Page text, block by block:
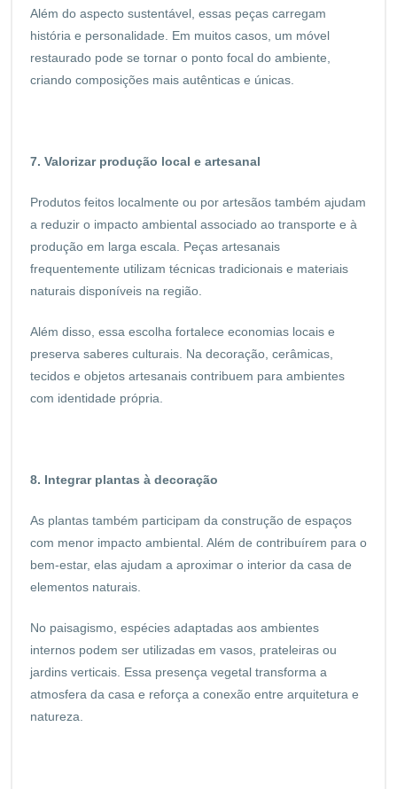
Além do aspecto sustentável, essas peças carregam
história e personalidade. Em muitos casos, um móvel
restaurado pode se tornar o ponto focal do ambiente,
criando composições mais autênticas e únicas.
7. Valorizar produção local e artesanal
Produtos feitos localmente ou por artesãos também ajudam
a reduzir o impacto ambiental associado ao transporte e à
produção em larga escala. Peças artesanais
frequentemente utilizam técnicas tradicionais e materiais
naturais disponíveis na região.
Além disso, essa escolha fortalece economias locais e
preserva saberes culturais. Na decoração, cerâmicas,
tecidos e objetos artesanais contribuem para ambientes
com identidade própria.
8. Integrar plantas à decoração
As plantas também participam da construção de espaços
com menor impacto ambiental. Além de contribuírem para o
bem-estar, elas ajudam a aproximar o interior da casa de
elementos naturais.
No paisagismo, espécies adaptadas aos ambientes
internos podem ser utilizadas em vasos, prateleiras ou
jardins verticais. Essa presença vegetal transforma a
atmosfera da casa e reforça a conexão entre arquitetura e
natureza.